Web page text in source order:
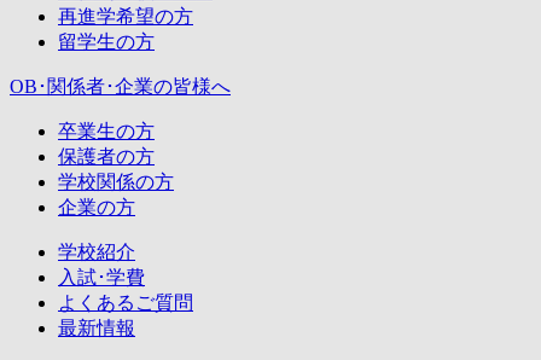
再進学希望の方
留学生の方
OB･関係者･企業の皆様へ
卒業生の方
保護者の方
学校関係の方
企業の方
学校紹介
入試･学費
よくある ご質問
最新情報